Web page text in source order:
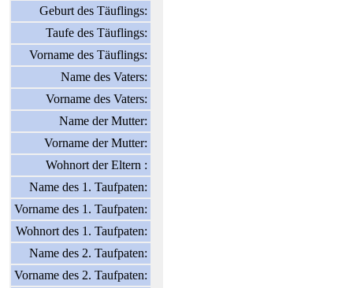
Geburt des Täuflings:
Taufe des Täuflings:
Vorname des Täuflings:
Name des Vaters:
Vorname des Vaters:
Name der Mutter:
Vorname der Mutter:
Wohnort der Eltern :
Name des 1. Taufpaten:
Vorname des 1. Taufpaten:
Wohnort des 1. Taufpaten:
Name des 2. Taufpaten:
Vorname des 2. Taufpaten: